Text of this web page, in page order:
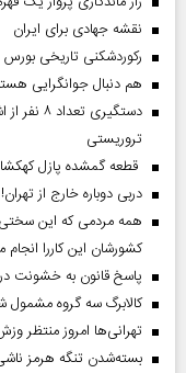
نقشه جهادی برای ایران
رکوردشکنی تاریخی بورس
هم دنبال جوانگرایی
تروریستی
قطعه گمشده پازل
دربی دوباره خارج از تهران!
همه مردمی که این
کشورشان این کاررا
پاسخ قانون به خشونت در
کالابرگ سه گروه مشمول
تهرانی‌ها امروز منتظر
بسته‌شدن تنگه هرمز